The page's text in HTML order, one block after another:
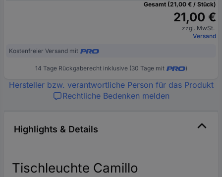
Gesamt (21,00 € / Stück)
21,00 €
zzgl. MwSt.
Versand
Kostenfreier Versand mit
14 Tage Rückgaberecht inklusive (30 Tage mit )
Hersteller bzw. verantwortliche Person für das Produkt
Rechtliche Bedenken melden
Highlights & Details
Tischleuchte Camillo